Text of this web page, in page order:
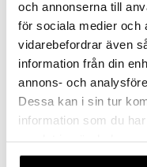
och annonserna till
för sociala medier och
vidarebefordrar även
information från din
annons- och
Dessa kan i sin tur
information som du
våra cookies vid
NATURENS APOTEK
Seuraa